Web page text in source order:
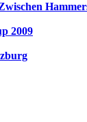
2009